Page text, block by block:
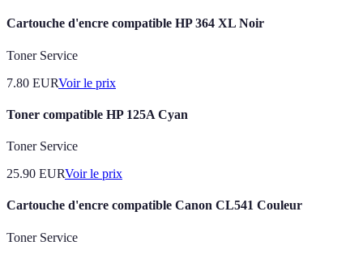
Cartouche d'encre compatible HP 364 XL Noir
Toner Service
7.80 EURVoir le prix
Toner compatible HP 125A Cyan
Toner Service
25.90 EURVoir le prix
Cartouche d'encre compatible Canon CL541 Couleur
Toner Service